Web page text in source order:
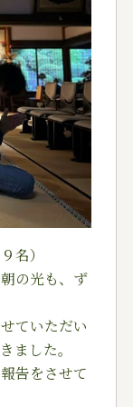
名）
の光も、ず
ていただい
ました。
告をさせて